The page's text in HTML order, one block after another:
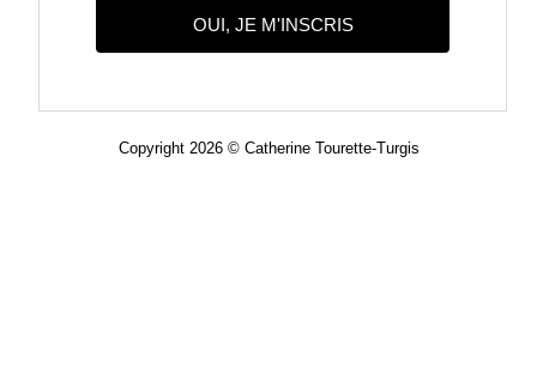
OUI, JE M'INSCRIS
Copyright 2026 © Catherine Tourette-Turgis